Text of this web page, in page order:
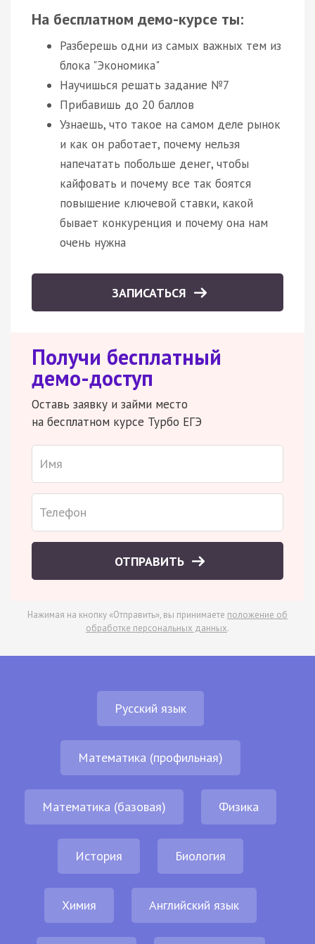
На бесплатном демо-курсе ты:
Разберешь одни из самых важных тем из
блока "Экономика"
Научишься решать задание №7
Прибавишь до 20 баллов
Узнаешь, что такое на самом деле рынок
и как он работает, почему нельзя
напечатать побольше денег, чтобы
кайфовать и почему все так боятся
повышение ключевой ставки, какой
бывает конкуренция и почему она нам
очень нужна
ЗАПИСАТЬСЯ
Получи бесплатный
демо-доступ
Оставь заявку и займи место
на бесплатном курсе Турбо ЕГЭ
ОТПРАВИТЬ
Нажимая на кнопку «Отправить», вы принимаете положение об
обработке персональных данных.
Русский язык
Математика (профильная)
Математика (базовая) Физика
История Биология
Химия Английский язык